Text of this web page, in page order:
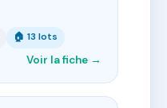
🏠 13 lots
Voir la fiche →